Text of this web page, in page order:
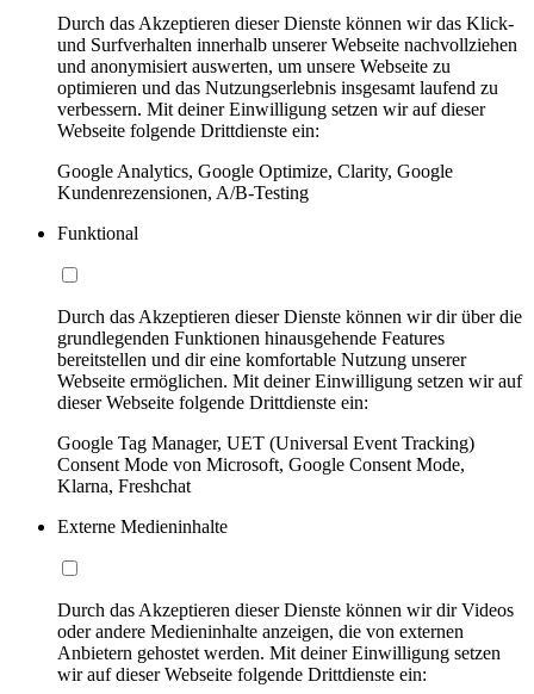
Durch das Akzeptieren dieser Dienste können wir das Klick-
und Surfverhalten innerhalb unserer Webseite nachvollziehen
und anonymisiert auswerten, um unsere Webseite zu
optimieren und das Nutzungserlebnis insgesamt laufend zu
verbessern. Mit deiner Einwilligung setzen wir auf dieser
Webseite folgende Drittdienste ein:
Google Analytics, Google Optimize, Clarity, Google
Kundenrezensionen, A/B-Testing
Funktional
Durch das Akzeptieren dieser Dienste können wir dir über die
grundlegenden Funktionen hinausgehende Features
bereitstellen und dir eine komfortable Nutzung unserer
Webseite ermöglichen. Mit deiner Einwilligung setzen wir auf
dieser Webseite folgende Drittdienste ein:
Google Tag Manager, UET (Universal Event Tracking)
Consent Mode von Microsoft, Google Consent Mode,
Klarna, Freshchat
Externe Medieninhalte
Durch das Akzeptieren dieser Dienste können wir dir Videos
oder andere Medieninhalte anzeigen, die von externen
Anbietern gehostet werden. Mit deiner Einwilligung setzen
wir auf dieser Webseite folgende Drittdienste ein: